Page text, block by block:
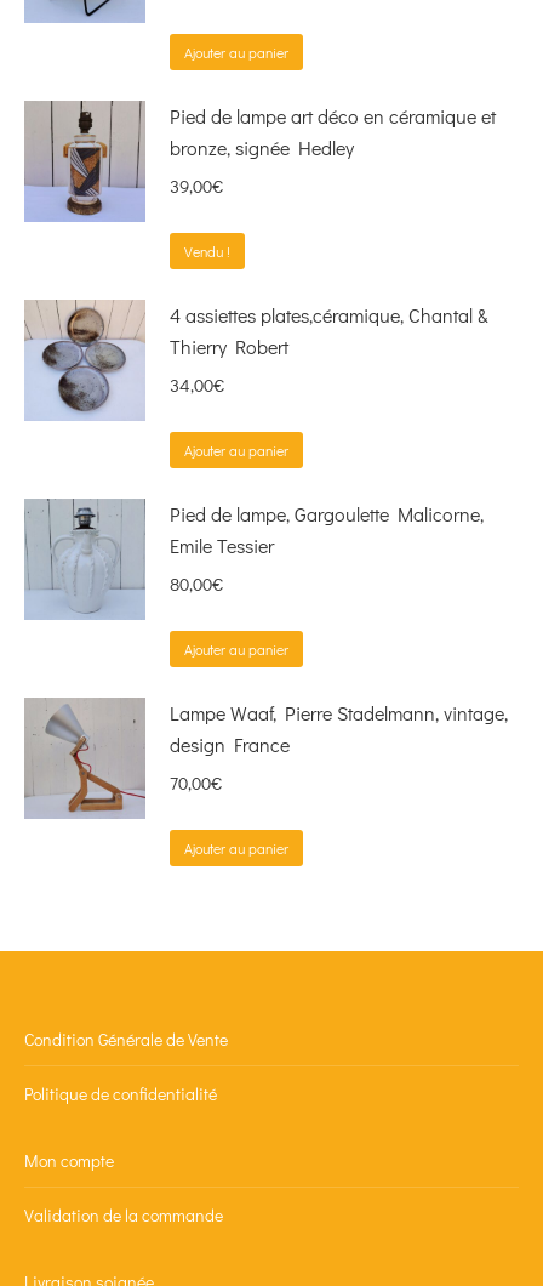
Ajouter au panier
Pied de lampe art déco en céramique et
bronze, signée Hedley
39,00€
Vendu !
4 assiettes plates,céramique, Chantal &
Thierry Robert
34,00€
Ajouter au panier
Pied de lampe, Gargoulette Malicorne,
Emile Tessier
80,00€
Ajouter au panier
Lampe Waaf, Pierre Stadelmann, vintage,
design France
70,00€
Ajouter au panier
Condition Générale de Vente
Politique de confidentialité
Mon compte
Validation de la commande